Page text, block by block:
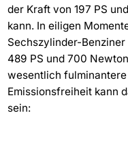
der Kraft von 197 PS
kann. In eiligen
Sechszylinder-
489 PS und 700
wesentlich
Emissionsfreiheit kann
sein: